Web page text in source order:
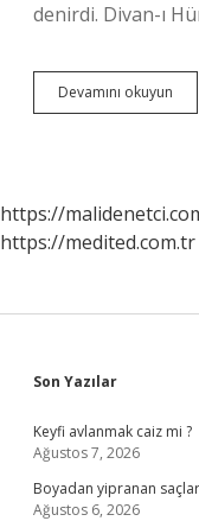
denirdi. Divan-ı
Devamını okuyun
I
https://
https://medited.com.tr
Sidebar
Son Yazılar
Keyfi avlanmak caiz mi ?
Ağustos 7, 2026
Boyadan yipranan
Ağustos 6, 2026